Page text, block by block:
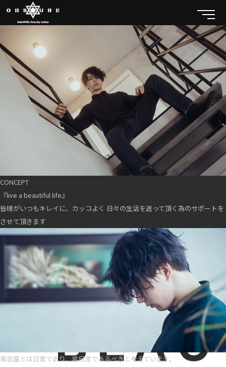
CONCEPT
『live a beautiful life』
皆様がいつもキレイに、カッコよく 日々の生活を送って頂く為のサポートを
させて頂きます
美容室とは日常であり、非日常であるべきと考えています。